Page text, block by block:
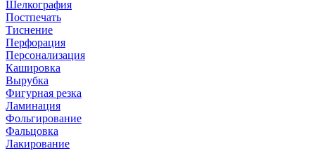
Шелкография
Постпечать
Тиснение
Перфорация
Персонализация
Кашировка
Вырубка
Фигурная резка
Ламинация
Фольгирование
Фальцовка
Лакирование